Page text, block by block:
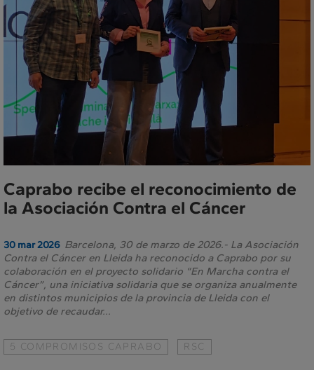
Prensa
Caprabo recibe el reconocimiento de
la Asociación Contra el Cáncer
30 mar 2026 Barcelona, 30 de marzo de 2026.- La Asociación
Contra el Cáncer en Lleida ha reconocido a Caprabo por su
colaboración en el proyecto solidario “En Marcha contra el
Cáncer”, una iniciativa solidaria que se organiza anualmente
en distintos municipios de la provincia de Lleida con el
objetivo de recaudar...
5 COMPROMISOS CAPRABO RSC